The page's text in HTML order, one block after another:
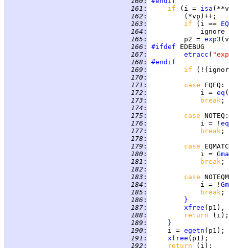
161 : if (i = isa
162 :
163 : if (i ==
164 :
165 :
         p2 =
exp3
166 : #ifdef
167 : etracc (
168 :
#endif
169 : if
170 :
171 : case EQEQ
172 :
             i =
eq
173 : break
174 :
175 : case NOTEQ
176 :
             i = !
eq
177 : break
178 :
179 : case
180 :
             i =
181 : break
182 :
183 : case
184 :
             i = !
185 : break
186 :
}
187 : xfree (p1),
188 :
return
189 :
}
190 :
     i =
egetn
191 : xfree
192 : return